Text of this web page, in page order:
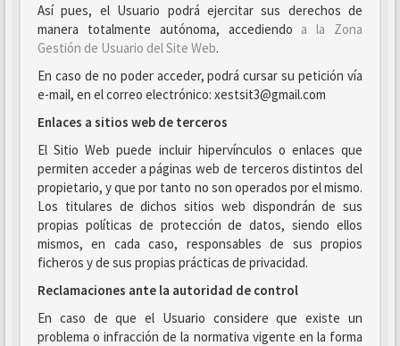
Así pues, el Usuario podrá ejercitar sus derechos de
manera totalmente autónoma, accediendo a la Zona
Gestión de Usuario del Site Web.
En caso de no poder acceder, podrá cursar su petición vía
e-mail, en el correo electrónico: xestsit3@gmail.com
Enlaces a sitios web de terceros
El Sitio Web puede incluir hipervínculos o enlaces que
permiten acceder a páginas web de terceros distintos del
propietario, y que por tanto no son operados por el mismo.
Los titulares de dichos sitios web dispondrán de sus
propias políticas de protección de datos, siendo ellos
mismos, en cada caso, responsables de sus propios
ficheros y de sus propias prácticas de privacidad.
Reclamaciones ante la autoridad de control
En caso de que el Usuario considere que existe un
problema o infracción de la normativa vigente en la forma